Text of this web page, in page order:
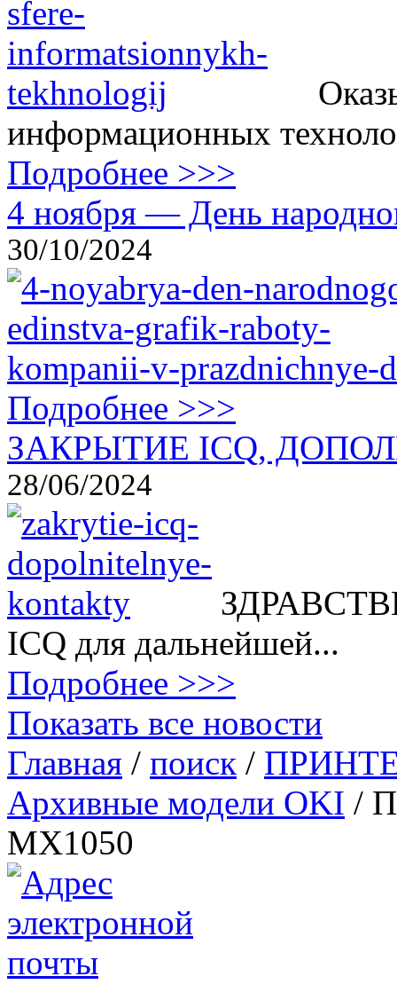
информационных
Подробнее >>>
4 ноября — День
30/10/2024
Подробнее >>>
ЗАКРЫТИЕ ICQ,
28/06/2024
ICQ для дальнейшей...
Подробнее >>>
Показать все новости
Главная / поиск /
Архивные модели OKI /
MX1050